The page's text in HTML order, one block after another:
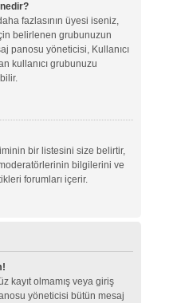
nedir?
fazlasının üyesi iseniz,
belirlenen grubunuzun
panosu yöneticisi, Kullanıcı
kullanıcı grubunuzu
bir listesini size belirtir,
bilgilerini ve
forumları içerir.
kayıt olmamış veya giriş
yöneticisi bütün mesaj